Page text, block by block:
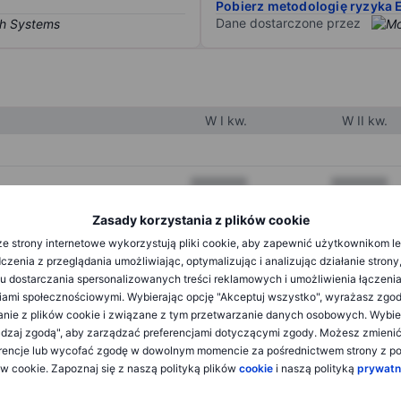
Zasady korzystania z plików cookie
strony internetowe wykorzystują pliki cookie, aby zapewnić użytkownikom
z przeglądania umożliwiając, optymalizując i analizując działanie
dostarczania spersonalizowanych treści reklamowych i umożliwienia
społecznościowymi. Wybierając opcję "Akceptuj wszystko", wyrażasz
z plików cookie i związane z tym przetwarzanie danych osobowych.
zgodą", aby zarządzać preferencjami dotyczącymi zgody. Możesz
lub wycofać zgodę w dowolnym momencie za pośrednictwem strony z
cookie. Zapoznaj się z naszą polityką plików cookie i naszą polityką
Pobierz metodologię ryzyka
Dane dostarczone przez
W I kw. W II kw.
XXXXXXX XXXXXXX
XXXXXXX
XXXXXXX XXXXXXX
XXXXXXX XXXXXXX
XXXXXXX